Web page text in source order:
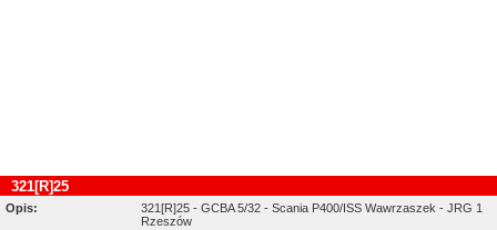
321[R]25
Opis:
321[R]25 - GCBA 5/32 - Scania P400/ISS Wawrzaszek - JRG 1
Rzeszów